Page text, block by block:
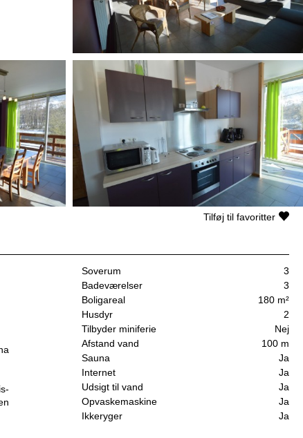
Soverum
3
Badeværelser
3
Boligareal
180 m²
Husdyr
2
Tilbyder miniferie
Nej
Afstand vand
100 m
Sauna
Ja
Internet
Ja
Udsigt til vand
Ja
Opvaskemaskine
Ja
Ikkeryger
Ja
Tilføj til favoritter